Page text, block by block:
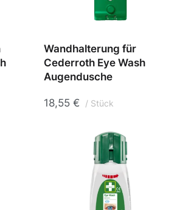
Wandhalterung für
Cederroth Eye Wash
Augendusche
18,55 € Stück